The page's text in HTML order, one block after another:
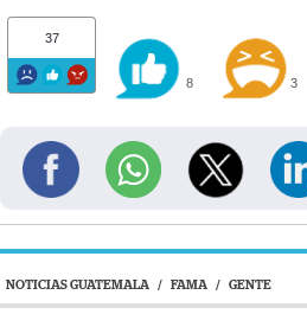
37
8 3
NOTICIAS GUATEMALA / FAMA / GENTE